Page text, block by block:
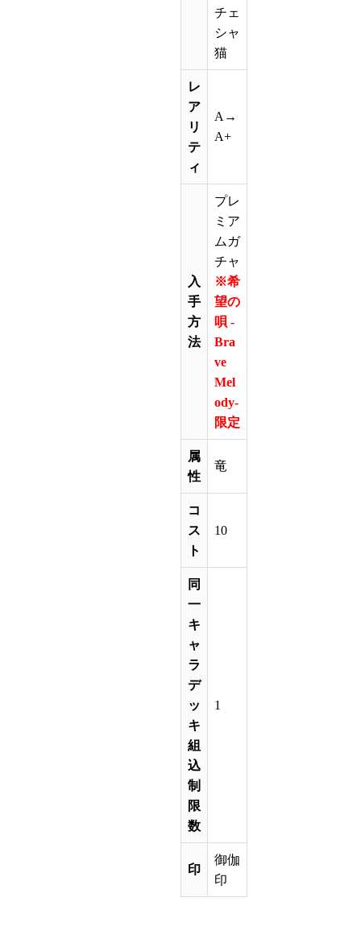
チェ
シャ
猫
レ
ア
リ
テ
ィ
A→
A+
入
手
方
法
プレ
ミア
ムガ
チャ
※希
望の
唄 -
Bra
ve
Mel
ody-
限定
属
性
竜
コ
ス
ト
10
同
一
キ
ャ
ラ
デ
ッ
キ
組
込
制
限
数
1
印
御伽
印